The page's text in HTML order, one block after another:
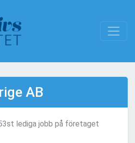
AB
lediga jobb på företaget